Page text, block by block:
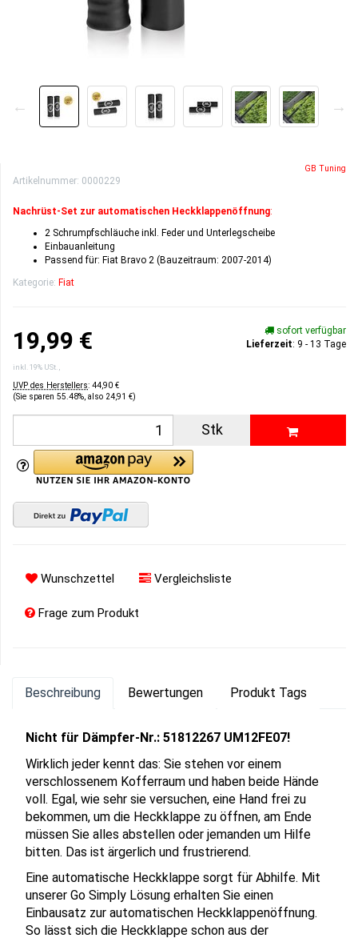
GB Tuning
Artikelnummer: 0000229
Nachrüst-Set zur automatischen Heckklappenöffnung:
2 Schrumpfschläuche inkl. Feder und Unterlegscheibe
Einbauanleitung
Passend für: Fiat Bravo 2 (Bauzeitraum: 2007-2014)
Kategorie: Fiat
19,99 €
inkl. 19% USt. ,
UVP des Herstellers: 44,90 €
(Sie sparen 55.48% , also 24,91 €)
sofort verfügbar
Lieferzeit: 9 - 13 Tage
Stk
Wunschzettel Vergleichsliste
Frage zum Produkt
Beschreibung Bewertungen Produkt Tags
Nicht für Dämpfer-Nr.: 51812267 UM12FE07!
Wirklich jeder kennt das: Sie stehen vor einem
verschlossenem Kofferraum und haben beide Hände
voll. Egal, wie sehr sie versuchen, eine Hand frei zu
bekommen, um die Heckklappe zu öffnen, am Ende
müssen Sie alles abstellen oder jemanden um Hilfe
bitten. Das ist ärgerlich und frustrierend.
Eine automatische Heckklappe sorgt für Abhilfe. Mit
unserer Go Simply Lösung erhalten Sie einen
Einbausatz zur automatischen Heckklappenöffnung.
So lässt sich die Heckklappe schon aus der